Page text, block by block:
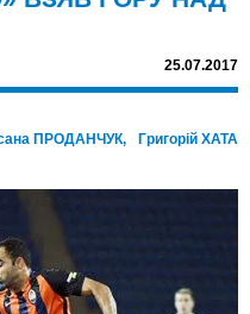
25.07.2017
Григорій ХАТА
ПРОДАНЧУК,